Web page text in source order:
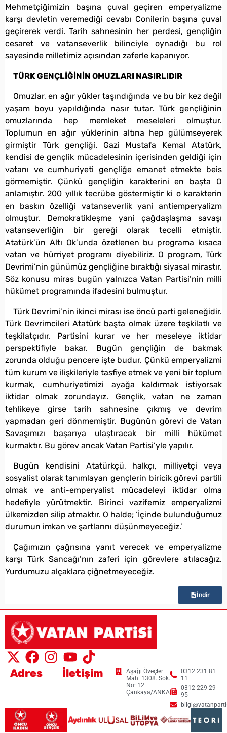
Mehmetçiğimizin başına çuval geçiren emperyalizme
karşı devletin veremediği cevabı Conilerin başına çuval
geçirerek verdi. Tarih sahnesinin her perdesi, gençliğin
cesaret ve vatanseverlik bilinciyle oynadığı bu rol
sayesinde milletimiz açısından zaferle kapanıyor.
TÜRK GENÇLİĞİNİN OMUZLARI NASIRLIDIR
Omuzlar, en ağır yükler taşındığında ve bu bir kez değil
yaşam boyu yapıldığında nasır tutar. Türk gençliğinin
omuzlarında hep memleket meseleleri olmuştur.
Toplumun en ağır yüklerinin altına hep gülümseyerek
girmiştir Türk gençliği. Gazi Mustafa Kemal Atatürk,
kendisi de gençlik mücadelesinin içerisinden geldiği için
vatanı ve cumhuriyeti gençliğe emanet etmekte beis
görmemiştir. Çünkü gençliğin karakterini en başta O
anlamıştır. 200 yıllık tecrübe göstermiştir ki o karakterin
en baskın özelliği vatanseverlik yani antiemperyalizm
olmuştur. Demokratikleşme yani çağdaşlaşma savaşı
vatanseverliğin bir gereği olarak tecelli etmiştir.
Atatürk’ün Altı Ok’unda özetlenen bu programa kısaca
vatan ve hürriyet programı diyebiliriz. O program, Türk
Devrimi’nin günümüz gençliğine bıraktığı siyasal mirastır.
Söz konusu miras bugün yalnızca Vatan Partisi’nin milli
hükümet programında ifadesini bulmuştur.
Türk Devrimi’nin ikinci mirası ise öncü parti geleneğidir.
Türk Devrimcileri Atatürk başta olmak üzere teşkilatlı ve
teşkilatçıdır. Partisini kurar ve her meseleye iktidar
perspektifiyle bakar. Bugün gençliğin de bakmak
zorunda olduğu pencere işte budur. Çünkü emperyalizmi
tüm kurum ve ilişkileriyle tasfiye etmek ve yeni bir toplum
kurmak, cumhuriyetimizi ayağa kaldırmak istiyorsak
iktidar olmak zorundayız. Gençlik, vatan ne zaman
tehlikeye girse tarih sahnesine çıkmış ve devrim
yapmadan geri dönmemiştir. Bugünün görevi de Vatan
Savaşımızı başarıya ulaştıracak bir milli hükümet
kurmaktır. Bu görev ancak Vatan Partisi’yle yapılır.
Bugün kendisini Atatürkçü, halkçı, milliyetçi veya
sosyalist olarak tanımlayan gençlerin biricik görevi partili
olmak ve anti-emperyalist mücadeleyi iktidar olma
hedefiyle yürütmektir. Birinci vazifemiz emperyalizmi
ülkemizden silip atmaktır. O halde; ‘İçinde bulunduğumuz
durumun imkan ve şartlarını düşünmeyeceğiz.’
Çağımızın çağrısına yanıt verecek ve emperyalizme
karşı Türk Sancağı’nın zaferi için görevlere atılacağız.
Yurdumuzu alçaklara çiğnetmeyeceğiz.
İndir
Adres
Aşağı Öveçler
Mah. 1308. Sok.
No: 12
Çankaya/ANKARA
İletişim
0312 231 81
11
0312 229 29
95